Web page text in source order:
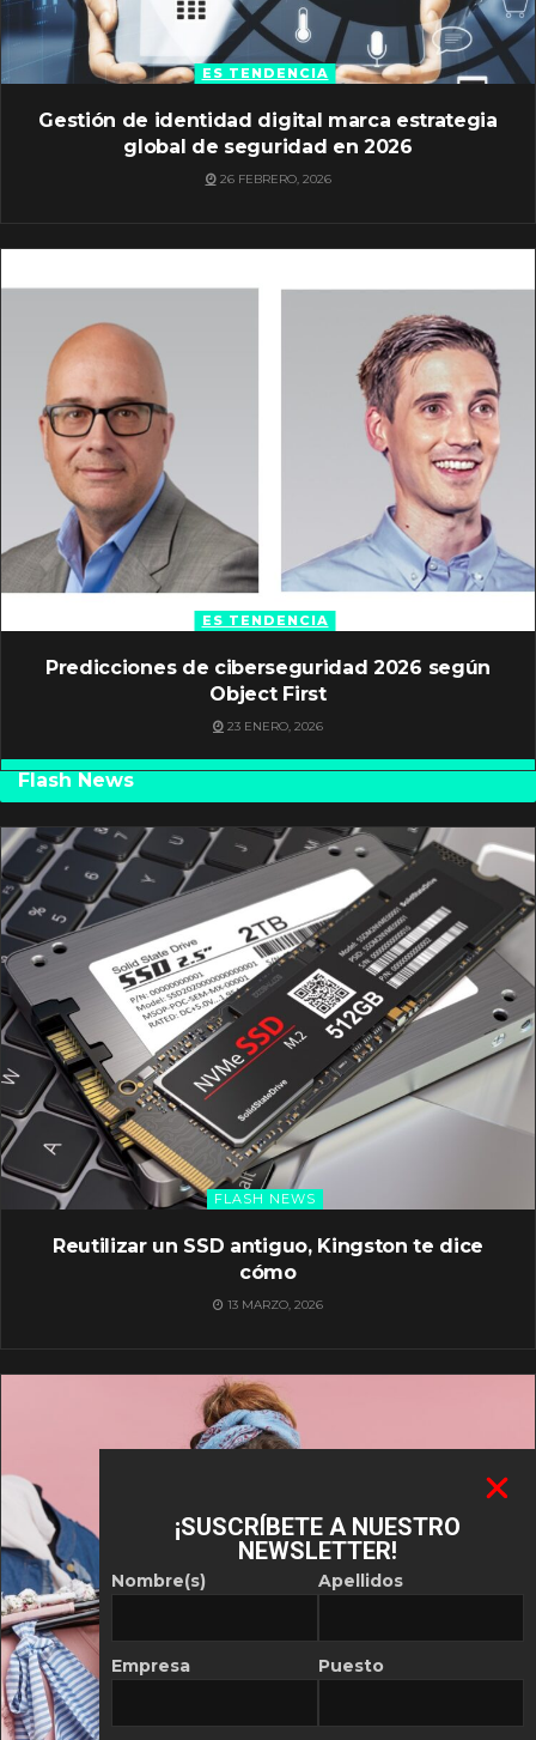
ES TENDENCIA
Gestión de identidad digital marca estrategia
global de seguridad en 2026
26 FEBRERO, 2026
ES TENDENCIA
Predicciones de ciberseguridad 2026 según
Object First
23 ENERO, 2026
Flash News
FLASH NEWS
Reutilizar un SSD antiguo, Kingston te dice
cómo
13 MARZO, 2026
¡SUSCRÍBETE A NUESTRO
NEWSLETTER!
Nombre(s)
Empresa
Apellidos
Puesto